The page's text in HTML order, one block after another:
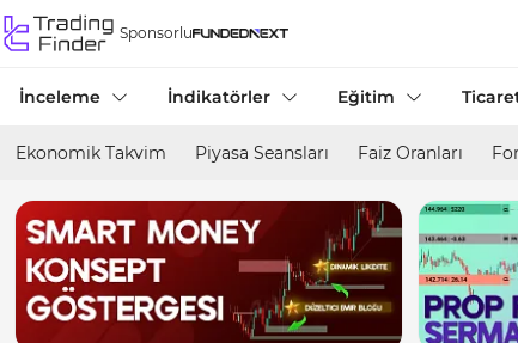
Sponsorlu
İnceleme İndikatörler Eğitim
Ekonomik Takvim Piyasa Seansları Faiz Oranları